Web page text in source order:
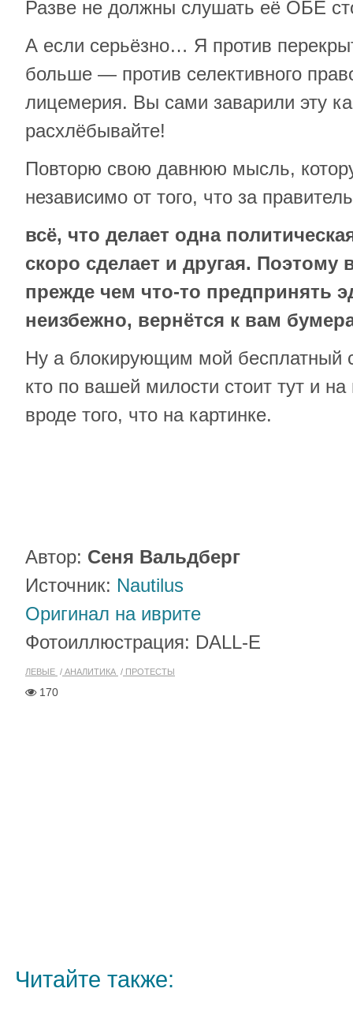
Разве не должны слушать её ОБЕ
А если серьёзно… Я против
больше — против селективного
лицемерия. Вы сами заварили эту
расхлёбывайте!
Повторю свою давнюю мысль,
независимо от того, что за
всё, что делает одна
скоро сделает и другая. Поэтому
прежде чем что-то предпринять
неизбежно, вернётся к вам
Ну а блокирующим мой бесплатный
кто по вашей милости стоит тут и
вроде того, что на картинке.
Автор: Сеня Вальдберг
Источник: Nautilus
Оригинал на иврите
Фотоиллюстрация: DALL-E
ЛЕВЫЕ АНАЛИТИКА ПРОТЕСТЫ
170
Читайте также: